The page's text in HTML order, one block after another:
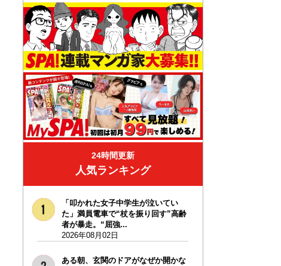
24時間更新
人気ランキング
「叩かれた女子中学生が泣いてい
た」満員電車で“杖を振り回す”高齢
者が暴走。“屈強...
2026年08月02日
ある朝、玄関のドアがなぜか開かな